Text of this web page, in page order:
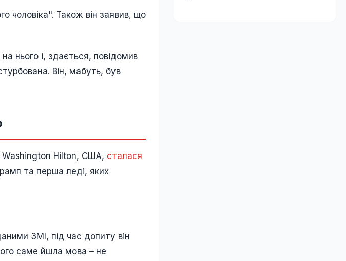
чоловіка". Також він заявив, що
нього і, здається, повідомив
Він, мабуть, був
Washington Hilton, США, сталася
та перша леді, яких
ЗМІ, під час допиту він
саме йшла мова – не